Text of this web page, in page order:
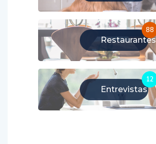
Restaurantes
88
Entrevistas
12